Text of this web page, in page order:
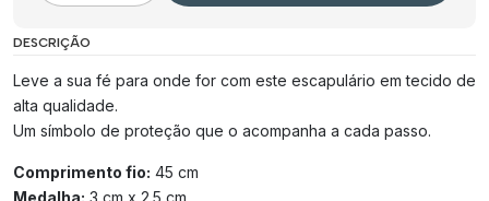
DESCRIÇÃO
Leve a sua fé para onde for com este escapulário em tecido de
alta qualidade.
Um símbolo de proteção que o acompanha a cada passo.
Comprimento fio: 45 cm